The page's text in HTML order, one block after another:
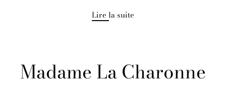
Lire la suite
Madame La Charonne